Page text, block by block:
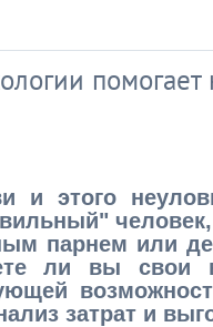
помогает
и этого
парнем или
ли вы свои
затрат и